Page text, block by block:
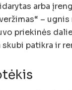
arba
–
priekinės
patikra ir